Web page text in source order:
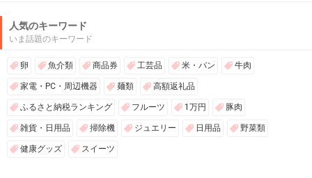
人気のキーワード
いま話題のキーワード
卵 魚介類 商品券 工芸品 米・パン 牛肉
家電・PC・周辺機器 麺類 高額返礼品
ふるさと納税ランキング フルーツ 1万円 豚肉
雑貨・日用品 掃除機 ジュエリー 日用品 野菜類
健康グッズ スイーツ